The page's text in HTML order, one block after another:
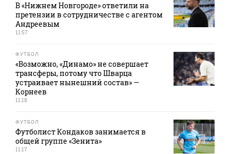
В «Нижнем Новгороде» ответили на
претензии в сотрудничестве с агентом
Андреевым
11:57
ФУТБОЛ
«Возможно, «Динамо» не совершает
трансферы, потому что Шварца
устраивает нынешний состав» —
Корнеев
11:18
ФУТБОЛ
Футболист Кондаков занимается в
общей группе «Зенита»
11:17